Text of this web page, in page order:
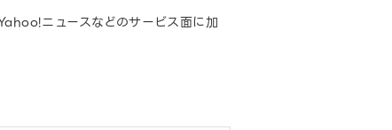
ニュースなどのサービス面に加